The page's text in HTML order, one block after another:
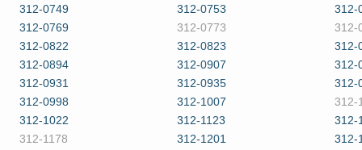
312-0749
312-0753
312-
312-0769
312-0773
312-
312-0822
312-0823
312-
312-0894
312-0907
312-
312-0931
312-0935
312-
312-0998
312-1007
312-
312-1022
312-1123
312-
312-1178
312-1201
312-